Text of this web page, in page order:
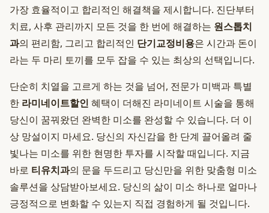
가장 효율적이고 합리적인 해결책을 제시합니다. 진단부터
치료, 사후 관리까지 모든 것을 한 번에 해결하는 원스톱치
과의 편리함, 그리고 합리적인 단기교정비용은 시간과 돈이
라는 두 마리 토끼를 모두 잡을 수 있는 최상의 선택입니다.
단순히 치열을 고르게 하는 것을 넘어, 전문가 미백과 특별
한 라미네이트할인 혜택이 더해진 라미네이트 시술을 통해
당신이 꿈꿔왔던 완벽한 미소를 완성할 수 있습니다. 더 이
상 망설이지 마세요. 당신의 자신감을 한 단계 끌어올려 줄
빛나는 미소를 위한 현명한 투자를 시작할 때입니다. 지금
바로 티유치과의 문을 두드리고 당신만을 위한 맞춤형 미소
솔루션을 상담받아보세요. 당신의 삶이 미소 하나로 얼마나
긍정적으로 변화할 수 있는지 직접 경험하게 될 것입니다.